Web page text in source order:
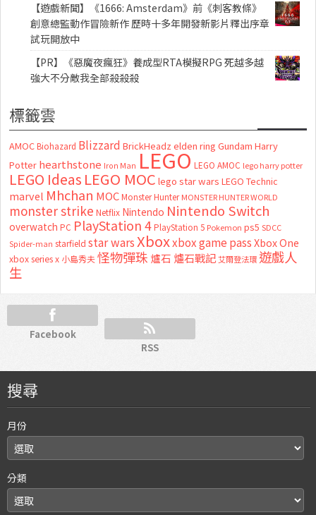
【遊戲新聞】《1666: Amsterdam》前《刺客教條》
創意總監動作冒險新作 歷時十多年開發新影片釋出序章
試玩開放中
【PR】《惡魔夜瘋狂》養成型RTA模擬RPG 死越多越
強大不分敵我全部殺殺殺
標籤雲
AMOC Biohazard Blizzard BrickHeadz elden ring Gundam Harry
Potter hearthstone Iron Man LEGO LEGO AMOC lego harry potter
LEGO Ideas LEGO MOC lego star wars LEGO Technic
marvel Mhchan MOC Monster Hunter MONSTER HUNTER WORLD
monster strike Netflix Nintendo Nintendo Switch
overwatch PC PlayStation 4 PlayStation 5 Pokemon ps5 SDCC
Spider-man starfield star warsXboxxbox game passXbox One
xbox series x 小島秀夫怪物彈珠 爐石 爐石戰記艾爾登法環 遊戲人
生
Facebook
RSS
搜尋
月份
分類